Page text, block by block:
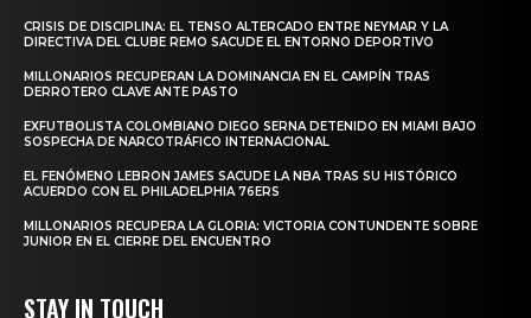
CRISIS DE DISCIPLINA: EL TENSO ALTERCADO ENTRE NEYMAR Y LA
DIRECTIVA DEL CLUBE REMO SACUDE EL ENTORNO DEPORTIVO
MILLONARIOS RECUPERAN LA DOMINANCIA EN EL CAMPÍN TRAS
DERROTERO CLAVE ANTE PASTO
EXFUTBOLISTA COLOMBIANO DIEGO SERNA DETENIDO EN MIAMI BAJO
SOSPECHA DE NARCOTRÁFICO INTERNACIONAL
EL FENÓMENO LEBRON JAMES SACUDE LA NBA TRAS SU HISTÓRICO
ACUERDO CON EL PHILADELPHIA 76ERS
MILLONARIOS RECUPERA LA GLORIA: VICTORIA CONTUNDENTE SOBRE
JUNIOR EN EL CIERRE DEL ENCUENTRO
STAY IN TOUCH